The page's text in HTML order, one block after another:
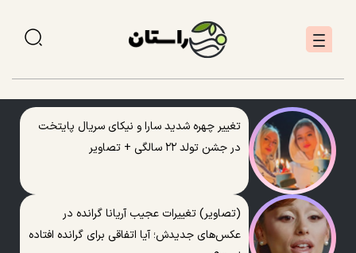
تغییر چهره شدید سارا و نیکای سریال پایتخت
در جشن تولد ۲۲ سالگی + تصاویر
(تصاویر) تغییرات عجیب آریانا گرانده در
عکس‌های جدیدش؛ آیا اتفاقی برای گرانده افتاده